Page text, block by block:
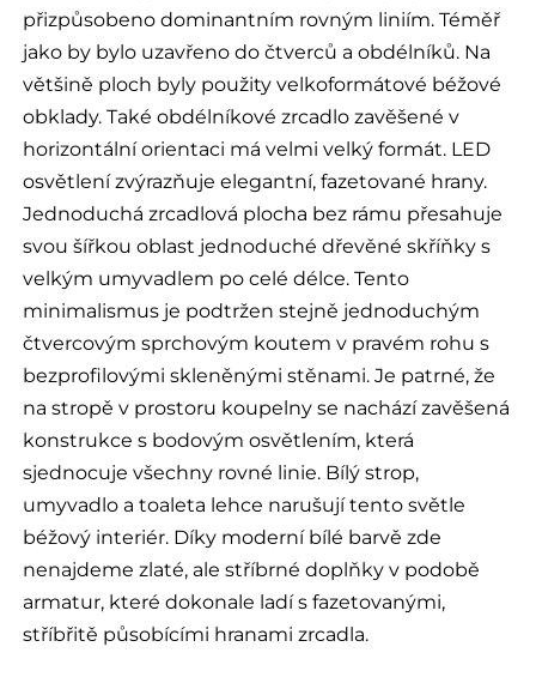
přizpůsobeno dominantním rovným liniím. Téměř
jako by bylo uzavřeno do čtverců a obdélníků. Na
většině ploch byly použity velkoformátové béžové
obklady. Také obdélníkové zrcadlo zavěšené v
horizontální orientaci má velmi velký formát. LED
osvětlení zvýrazňuje elegantní, fazetované hrany.
Jednoduchá zrcadlová plocha bez rámu přesahuje
svou šířkou oblast jednoduché dřevěné skříňky s
velkým umyvadlem po celé délce. Tento
minimalismus je podtržen stejně jednoduchým
čtvercovým sprchovým koutem v pravém rohu s
bezprofilovými skleněnými stěnami. Je patrné, že
na stropě v prostoru koupelny se nachází zavěšená
konstrukce s bodovým osvětlením, která
sjednocuje všechny rovné linie. Bílý strop,
umyvadlo a toaleta lehce narušují tento světle
béžový interiér. Díky moderní bílé barvě zde
nenajdeme zlaté, ale stříbrné doplňky v podobě
armatur, které dokonale ladí s fazetovanými,
stříbřitě působícími hranami zrcadla.